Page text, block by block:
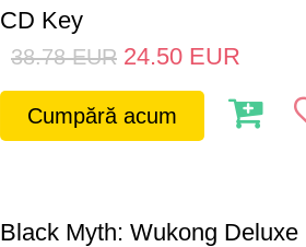
CD Key
38.78 EUR 24.50 EUR
Cumpără acum
Black Myth: Wukong Deluxe